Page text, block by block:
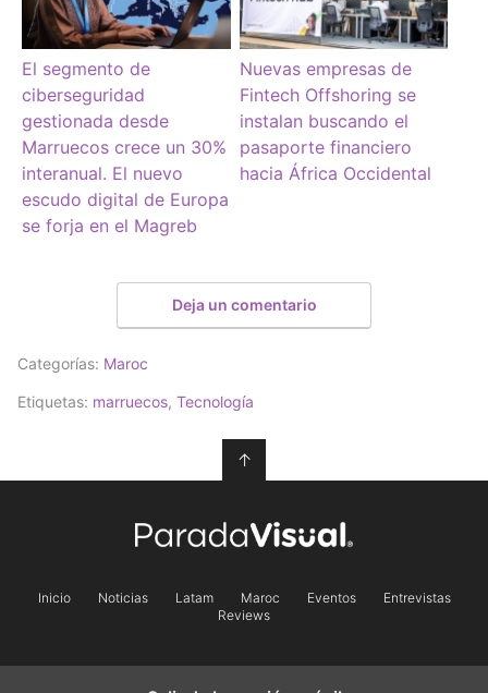
El segmento de
ciberseguridad
gestionada desde
Marruecos crece un 30%
interanual. El nuevo
escudo digital de Europa
se forja en el Magreb
Nuevas empresas de
Fintech Offshoring se
instalan buscando el
pasaporte financiero
hacia África Occidental
Deja un comentario
Categorías: Maroc
Etiquetas: marruecos, Tecnología
↑
Inicio Noticias Latam Maroc Eventos
Entrevistas
Reviews